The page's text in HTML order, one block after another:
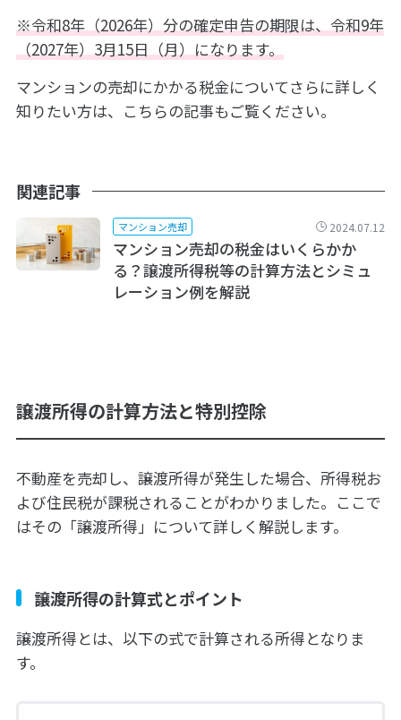
※令和8年（2026年）分の確定申告の期限は、令和9年
（2027年）3月15日（月）になります。
マンションの売却にかかる税金についてさらに詳しく
知りたい方は、こちらの記事もご覧ください。
関連記事
マンション売却 2024.07.12
マンション売却の税金はいくらかか
る？譲渡所得税等の計算方法とシミュ
レーション例を解説
譲渡所得の計算方法と特別控除
不動産を売却し、譲渡所得が発生した場合、所得税お
よび住民税が課税されることがわかりました。ここで
はその「譲渡所得」について詳しく解説します。
譲渡所得の計算式とポイント
譲渡所得とは、以下の式で計算される所得となりま
す。